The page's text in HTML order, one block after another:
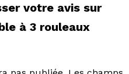
votre avis sur
à 3 rouleaux